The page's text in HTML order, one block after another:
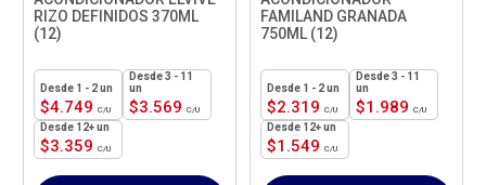
RIZO DEFINIDOS 370ML
(12)
$4.749
1 - 2un
$3.569
3 - 11
un
$3.359
12+ un
FAMILAND GRANADA
750ML (12)
$2.319
1 - 2un
$1.989
3 - 11
un
$1.549
12+ un